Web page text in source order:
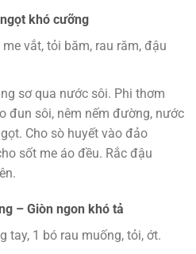
khó cưỡng
vắt, tỏi băm, rau răm, đậu
sơ qua nước sôi. Phi thơm
đun sôi, nêm nếm đường, nước
Cho sò huyết vào đảo
sốt me áo đều. Rắc đậu
– Giòn ngon khó tả
tay, 1 bó rau muống, tỏi, ớt.